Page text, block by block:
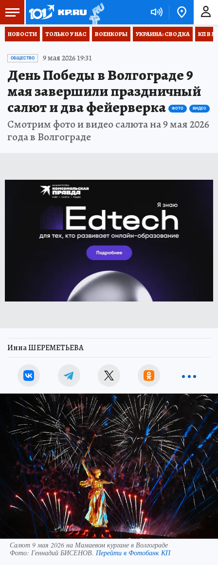
НОВОСТИ ТОЛЬКО У НАС ВОЕНКОРЫ УКРАИНА: СВОДКА КП В
ОБЩЕСТВО 9 мая 2026 19:31
День Победы в Волгограде 9
мая завершили праздничный
салют и два фейерверка
ФОТО ВИДЕО
Смотрим фото и видео салюта на 9 мая 2026
года в Волгограде
Инна ШЕРЕМЕТЬЕВА
Салют 9 мая 2026 на Мамаевом кургане в Волгограде
Фото: Геннадий БИСЕНОВ. Перейти в Фотобанк КП